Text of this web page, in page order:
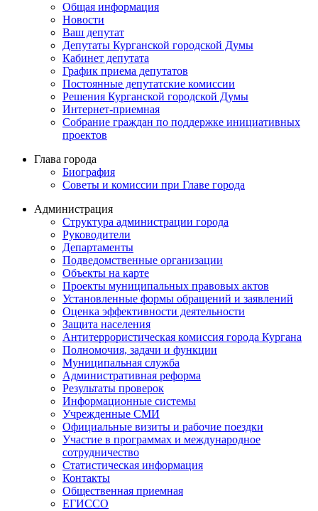
Общая информация
Новости
Ваш депутат
Депутаты Курганской городской Думы
Кабинет депутата
График приема депутатов
Постоянные депутатские комиссии
Решения Курганской городской Думы
Интернет-приемная
Собрание граждан по поддержке инициативных
проектов
Глава города
Биография
Советы и комиссии при Главе города
Администрация
Структура администрации города
Руководители
Департаменты
Подведомственные организации
Объекты на карте
Проекты муниципальных правовых актов
Установленные формы обращений и заявлений
Оценка эффективности деятельности
Защита населения
Антитеррористическая комиссия города Кургана
Полномочия, задачи и функции
Муниципальная служба
Административная реформа
Результаты проверок
Информационные системы
Учрежденные СМИ
Официальные визиты и рабочие поездки
Участие в программах и международное
сотрудничество
Статистическая информация
Контакты
Общественная приемная
ЕГИССО